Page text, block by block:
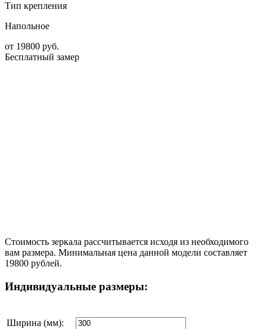
Тип крепления
Напольное
от 19800 руб.
Бесплатный замер
Стоимость зеркала рассчитывается исходя из необходимого
вам размера. Минимальная цена данной модели составляет
19800 рублей.
Индивидуальные размеры:
Ширина (мм):